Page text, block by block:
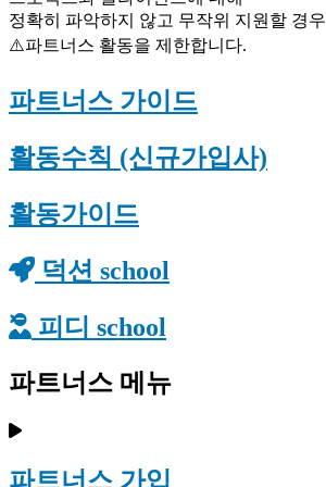
정확히 파악하지 않고 무작위 지원할 경우
⚠️파트너스 활동을 제한합니다.
파트너스 가이드
활동수칙 (신규가입사)
활동가이드
덕션 school
피디 school
파트너스 메뉴
파트너스 가입